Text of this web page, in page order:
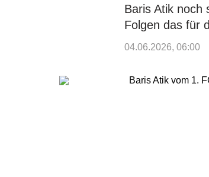
Baris Atik noch
Folgen das für
04.06.2026, 06:00